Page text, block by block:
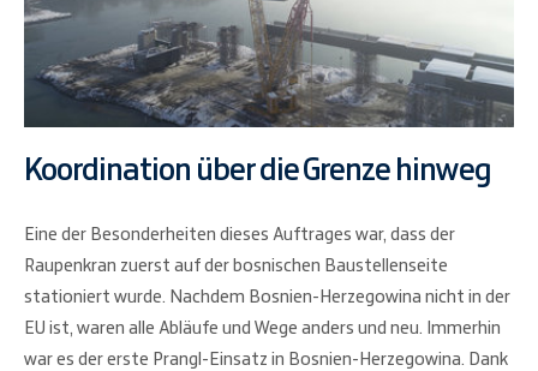
Koordination über die Grenze hinweg
Eine der Besonderheiten dieses Auftrages war, dass der
Raupenkran zuerst auf der bosnischen Baustellenseite
stationiert wurde. Nachdem Bosnien-Herzegowina nicht in der
EU ist, waren alle Abläufe und Wege anders und neu. Immerhin
war es der erste Prangl-Einsatz in Bosnien-Herzegowina. Dank